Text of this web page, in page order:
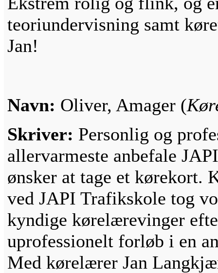
teoriundervisning samt
Jan!
Navn: Oliver, Amager (
Skriver: Personlig og
allervarmeste anbefale
ønsker at tage et kørekort.
ved JAPI Trafikskole tog
kyndige kørelærevinger
uprofessionelt forløb i en
Med kørelærer Jan